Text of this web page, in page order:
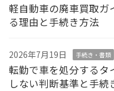
軽自動車の廃車買取ガ
る理由と手続き方法
2026年7月19日 手続き・書類
転勤で車を処分するタ
しない判断基準と手続